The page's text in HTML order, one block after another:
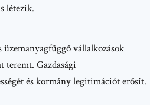
létezik.
vállalkozások
teremt. Gazdasági
és kormány legitimációt erősít.